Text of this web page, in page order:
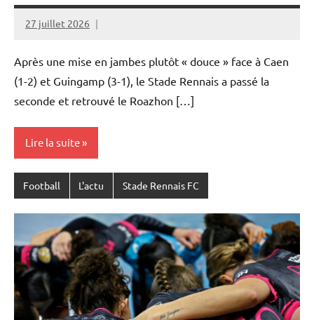
27 juillet 2026
Rédaction
Après une mise en jambes plutôt « douce » face à Caen
(1-2) et Guingamp (3-1), le Stade Rennais a passé la
seconde et retrouvé le Roazhon […]
Lire la suite
Football L'actu Stade Rennais FC